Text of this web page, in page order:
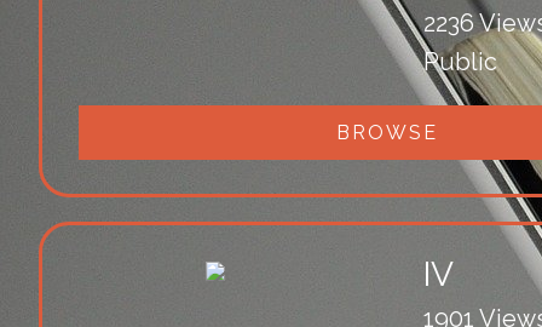
2236
Public
BROWSE
IV
1901